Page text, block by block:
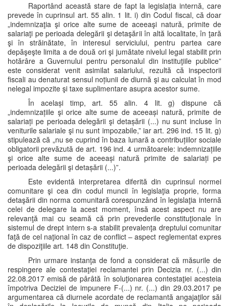
Raportând această stare de fapt la legislația internă, care
prevede în cuprinsul art. 55 alin. 1 lit. i) din Codul fiscal, că doar
„indemnizaţia şi orice alte sume de aceeaşi natură, primite de
salariaţi pe perioada delegării şi detaşării în altă localitate, în ţară
şi în străinătate, în interesul serviciului, pentru partea care
depăşeşte limita a de două ori şi jumătate nivelul legal stabilit prin
hotărâre a Guvernului pentru personalul din instituţiile publice”
este considerat venit asimilat salariului, rezultă că inspectorii
fiscali au denaturat sensul noțiunii de diurnă şi au calculat în mod
nelegal impozite şi taxe suplimentare asupra acestor sume.
În același timp, art. 55 alin. 4 lit. g) dispune că
„indemnizațiile şi orice alte sume de aceeași natură, primite de
salariați pe perioada delegării şi detașării (...) nu sunt incluse în
veniturile salariale şi nu sunt impozabile,” iar art. 296 ind. 15 lit. g)
stipulează că „nu se cuprind în baza lunară a contribuțiilor sociale
obligatorii prevăzută de art. 196 ind. 4 următoarele: indemnizațiile
şi orice alte sume de aceeași natură primite de salariați pe
perioada delegării şi detașării (...)”.
Este evidentă interpretarea diferită din cuprinsul normei
comunitare şi cea din codul muncii în legislaţia proprie, forma
detaşării din norma comunitară corespunzând în legislaţia internă
celei de delegare la acest moment, însă acest aspect nu are
relevanţă mai cu seamă că prin prevederile constituţionale în
sistemul de drept intern s-a stabilit prevalenţa dreptului comunitar
faţă de cel naţional în caz de conflict – aspect reglementat expres
de dispoziţiile art. 148 din Constituţie.
Prin urmare instanţa de fond a considerat că măsurile de
respingere ale contestaţiei reclamantei prin Decizia nr. (...) din
22.08.2017 emisă de pârâtă în soluţionarea contestaţiei acesteia
împotriva Deciziei de impunere F-(...) nr. (...) din 29.03.2017 pe
argumentarea că diurnele acordate de reclamantă angajaţilor săi